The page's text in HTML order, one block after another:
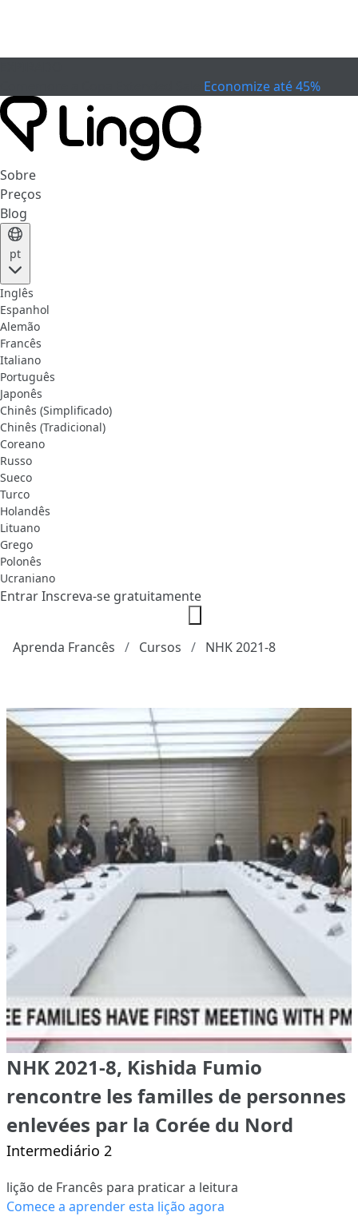
Economize até 45%
Sobre
Preços
Blog
pt
Inglês
Espanhol
Alemão
Francês
Italiano
Português
Japonês
Chinês (Simplificado)
Chinês (Tradicional)
Coreano
Russo
Sueco
Turco
Holandês
Lituano
Grego
Polonês
Ucraniano
EntrarInscreva-se gratuitamente
Aprenda Francês Cursos NHK 2021-8
NHK 2021-8, Kishida Fumio
rencontre les familles de personnes
enlevées par la Corée du Nord
Intermediário 2
lição de Francês para praticar a leitura
Comece a aprender esta lição agora